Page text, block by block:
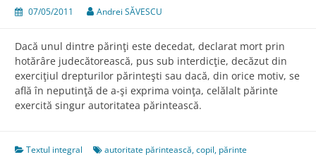
07/05/2011 Andrei SĂVESCU
Dacă unul dintre părinţi este decedat, declarat mort prin
hotărâre judecătorească, pus sub interdicţie, decăzut din
exerciţiul drepturilor părinteşti sau dacă, din orice motiv, se
află în neputinţă de a-şi exprima voinţa, celălalt părinte
exercită singur autoritatea părintească.
Textul integral autoritate părintească,copil, părinte